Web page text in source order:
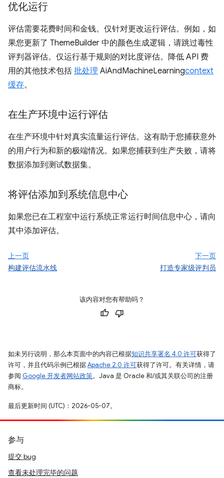
优化运行
评估需要花费时间和金钱。仅针对更改运行评估。例如，如
果您更新了 ThemeBuilder 中的颜色生成逻辑，请跳过毒性
评判器评估。仅运行基于规则的对比度评估。降低 API 费
用的其他技术包括 批处理 AiAndMachineLearningcontext
缓存。
在生产环境中运行评估
在生产环境中针对真实流量运行评估。这有助于您捕获意外
的用户行为和新的极端情况。如果您捕获到生产失败，请将
数据添加到测试数据集。
将评估添加到系统信息中心
如果您已在工程室中运行系统正常运行时间信息中心，请向
其中添加评估。
上一页
构建评估流水线
下一页
打造专家级评判员
该内容对您有帮助吗？
如未另行说明，那么本页面中的内容已根据知识共享署名 4.0 许可获得了
许可，并且代码示例已根据Apache 2.0 许可获得了许可。有关详情，请
参阅 Google 开发者网站政策。Java 是 Oracle 和/或其关联公司的注册
商标。
最后更新时间 (UTC)：2026-05-07。
参与
提交 bug
查看未处理完毕的问题